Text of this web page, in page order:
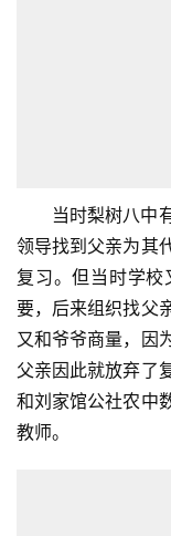
当时梨树八中
领导找到父亲为其
复习。但当时学
要，后来组织找父
又和爷爷商量，因
父亲因此就放弃了
和刘家馆公社农中
教师。